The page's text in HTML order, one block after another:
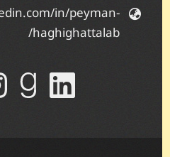
in/peyman-
haghighattalab/